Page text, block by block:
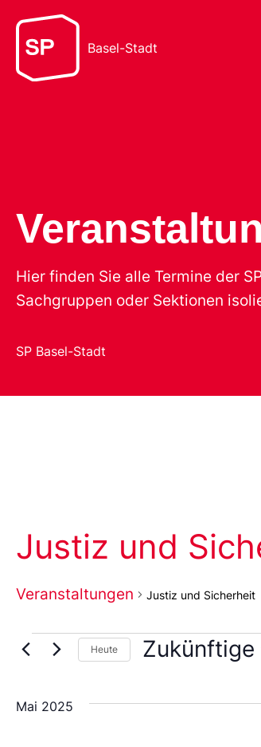
Basel-Stadt
Hier finden Sie alle Termine der
Sachgruppen oder Sektionen
SP Basel-Stadt
Justiz und
Veranstaltungen Justiz und Sicherheit
Heute Zukünftige
das
Mai 2025